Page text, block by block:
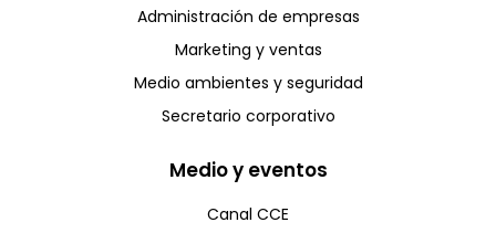
Administración de empresas
Marketing y ventas
Medio ambientes y seguridad
Secretario corporativo
Medio y eventos
Canal CCE